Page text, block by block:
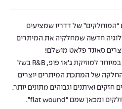
של דדריו שמציעים
חדשה שמחלקיה את המיתרים
סאונד פלאט מושלם!
מיתרי “flat wound” מתאימים במיוחד למוזיקת ג’אז פופ, R&B בשל
של המתכת המיתרים יוצרים
ואיתנים וגבוהים מתונים יותר.
המיתרים מלופפים בפלדה ומוחלקים ומכאן שמם “flat wound”.